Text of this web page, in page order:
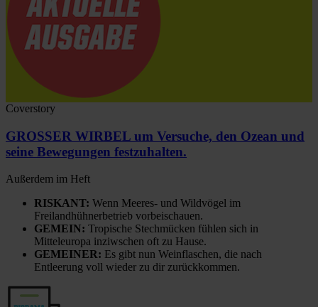
Coverstory
GROSSER WIRBEL um Versuche, den Ozean und
seine Bewegungen festzuhalten.
Außerdem im Heft
RISKANT: Wenn Meeres- und Wildvögel im
Freilandhühnerbetrieb vorbeischauen.
GEMEIN: Tropische Stechmücken fühlen sich in
Mitteleuropa inziwschen oft zu Hause.
GEMEINER: Es gibt nun Weinflaschen, die nach
Entleerung voll wieder zu dir zurückkommen.